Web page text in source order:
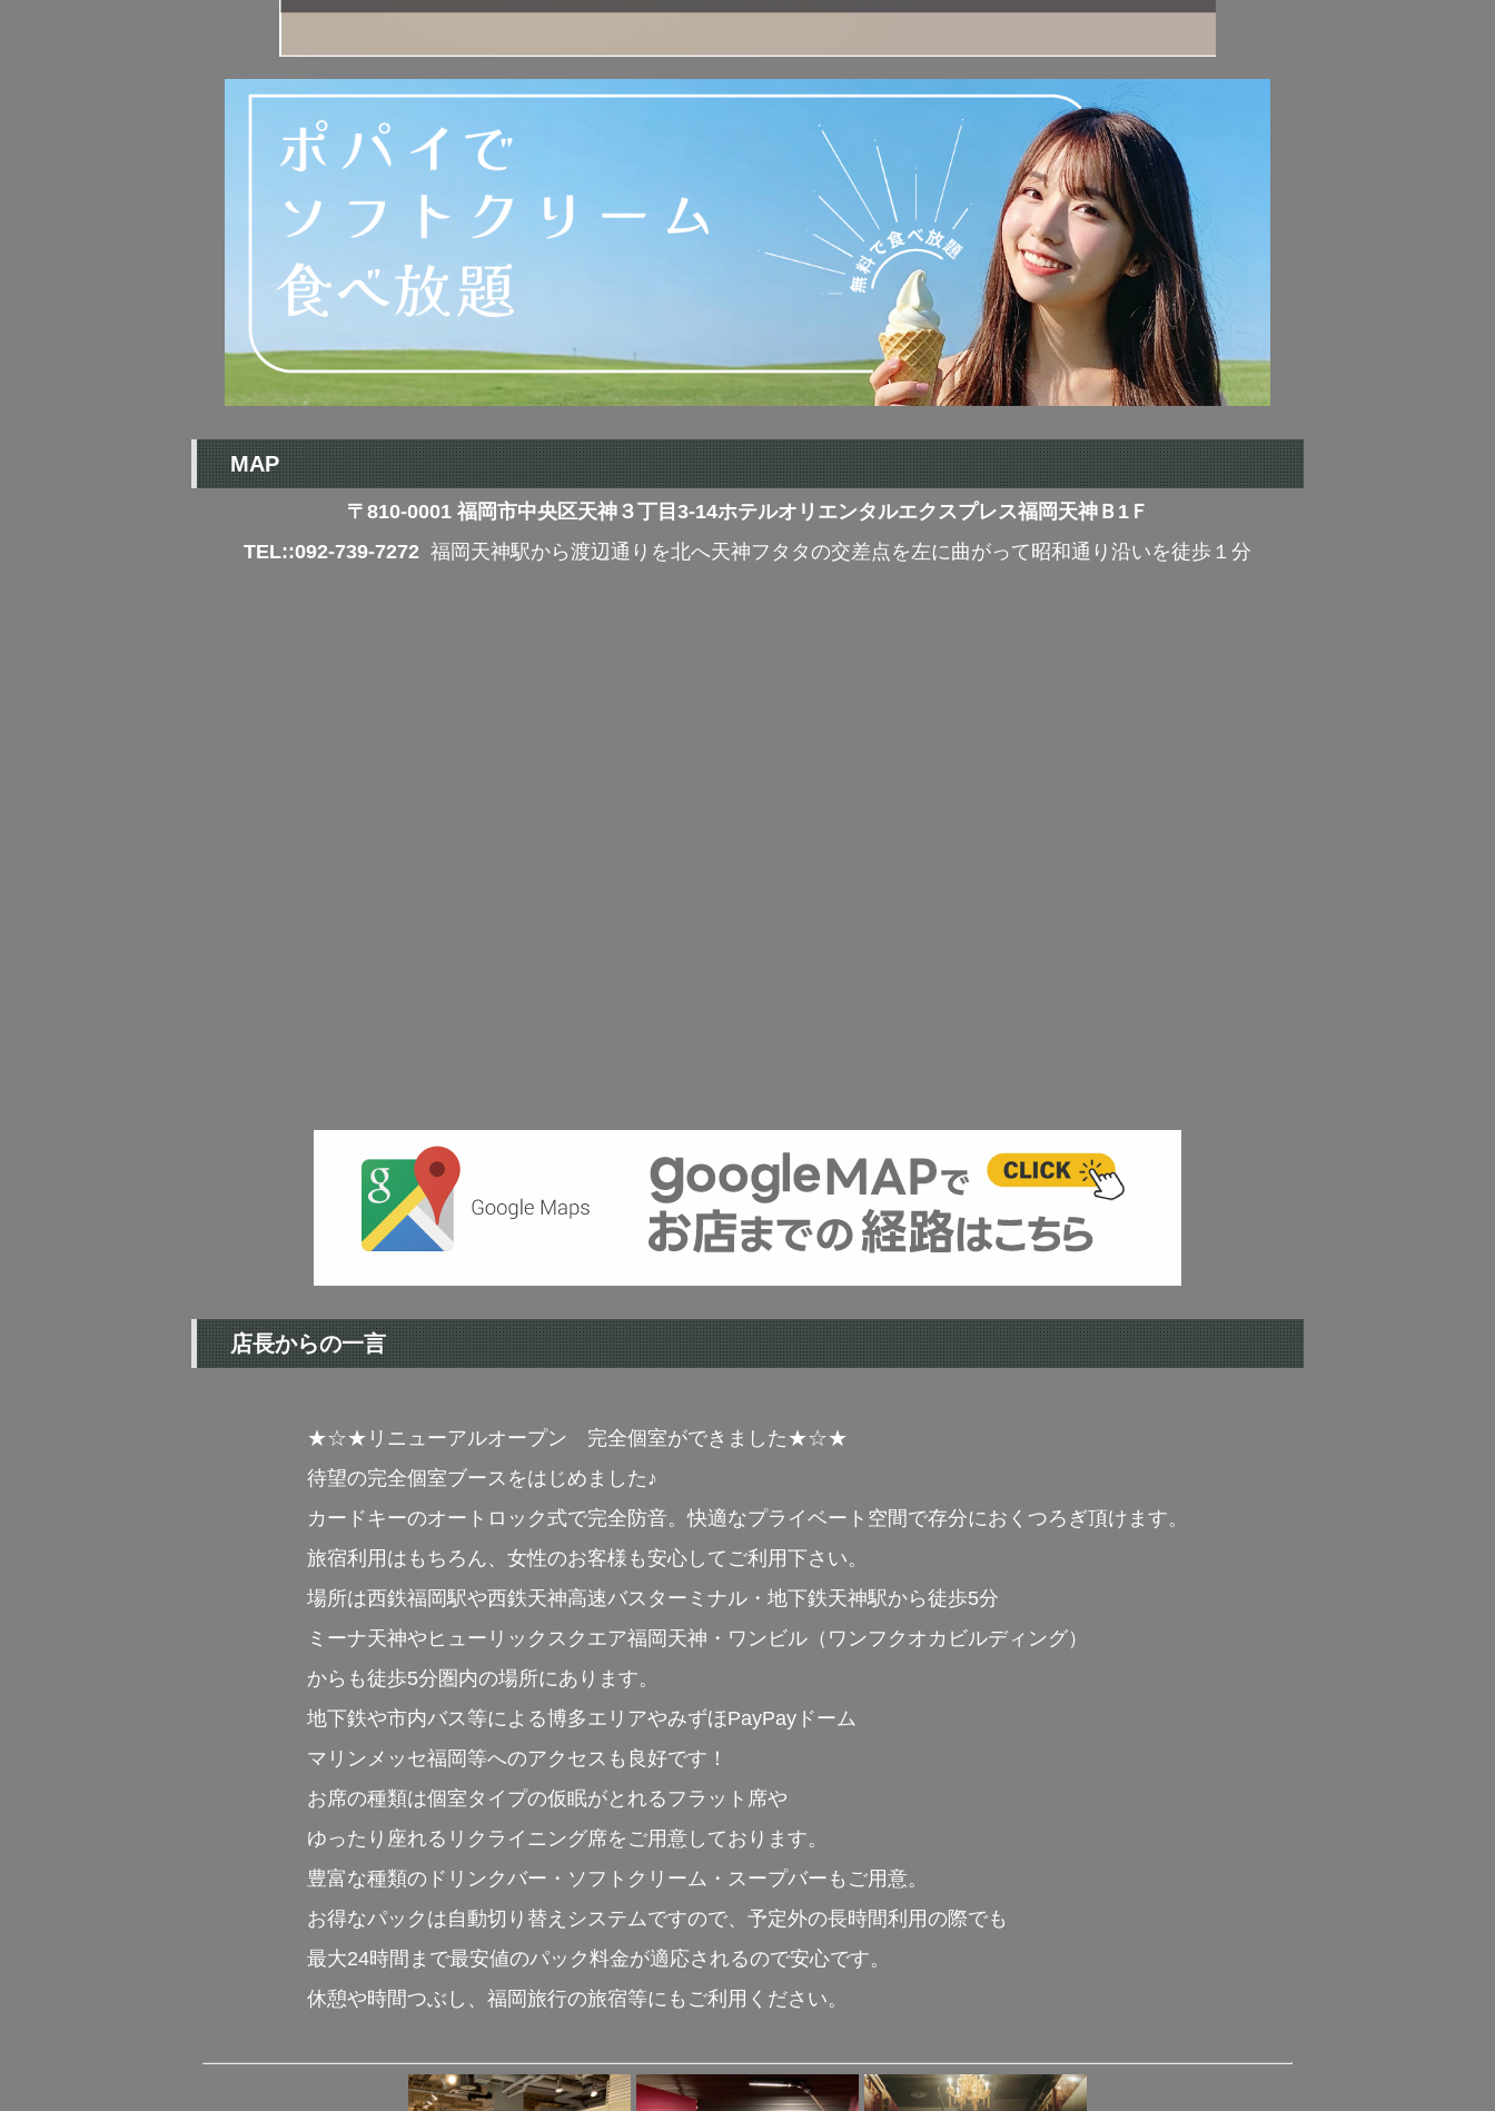
MAP
〒810-0001 福岡市中央区天神３丁目3-14ホテルオリエンタルエクスプレス福岡天神Ｂ1Ｆ
TEL::092-739-7272 福岡天神駅から渡辺通りを北へ天神フタタの交差点を左に曲がって昭和通り沿いを徒歩１分
店長からの一言
★☆★リニューアルオープン 完全個室ができました★☆★
待望の完全個室ブースをはじめました♪
カードキーのオートロック式で完全防音。快適なプライベート空間で存分におくつろぎ頂けます。
旅宿利用はもちろん、女性のお客様も安心してご利用下さい。
場所は西鉄福岡駅や西鉄天神高速バスターミナル・地下鉄天神駅から徒歩5分
ミーナ天神やヒューリックスクエア福岡天神・ワンビル（ワンフクオカビルディング）
からも徒歩5分圏内の場所にあります。
地下鉄や市内バス等による博多エリアやみずほPayPayドーム
マリンメッセ福岡等へのアクセスも良好です！
お席の種類は個室タイプの仮眠がとれるフラット席や
ゆったり座れるリクライニング席をご用意しております。
豊富な種類のドリンクバー・ソフトクリーム・スープバーもご用意。
お得なパックは自動切り替えシステムですので、予定外の長時間利用の際でも
最大24時間まで最安値のパック料金が適応されるので安心です。
休憩や時間つぶし、福岡旅行の旅宿等にもご利用ください。